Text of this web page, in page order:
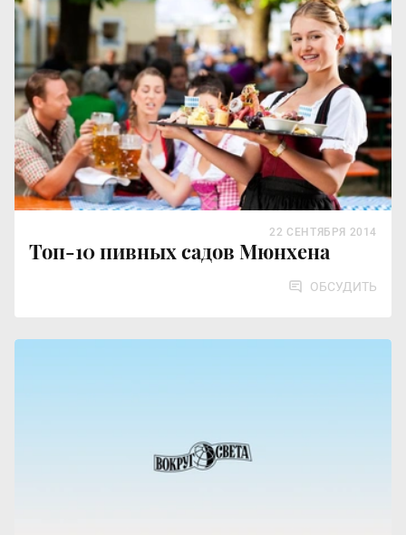
Топ-10 пивных садов Мюнхена
22 СЕНТЯБРЯ 2014
ОБСУДИТЬ